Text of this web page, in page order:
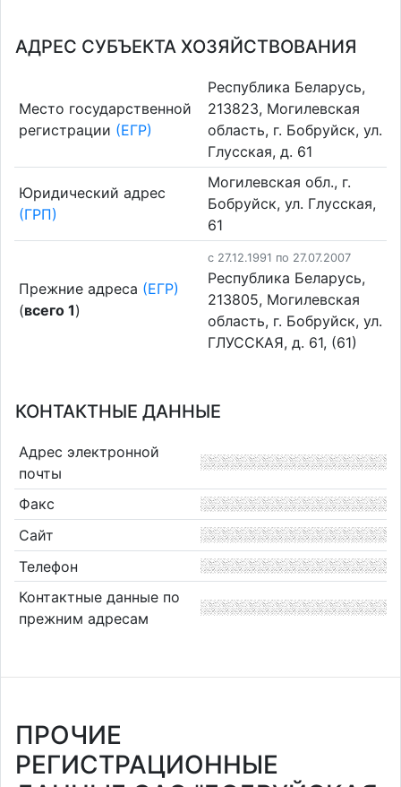
АДРЕС СУБЪЕКТА ХОЗЯЙСТВОВАНИЯ
Место государственной
регистрации (ЕГР)
Республика Беларусь,
213823, Могилевская
область, г. Бобруйск, ул.
Глусская, д. 61
Юридический адрес
(ГРП)
Могилевская обл., г.
Бобруйск, ул. Глусская,
61
Прежние адреса (ЕГР)
(всего 1)
c 27.12.1991 по 27.07.2007
Республика Беларусь,
213805, Могилевская
область, г. Бобруйск, ул.
ГЛУССКАЯ, д. 61, (61)
КОНТАКТНЫЕ ДАННЫЕ
Адрес электронной
почты
Факс
Сайт
Телефон
Контактные данные по
прежним адресам
ПРОЧИЕ
РЕГИСТРАЦИОННЫЕ